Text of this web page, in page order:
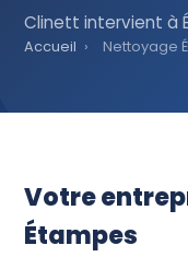
Recrutement
Actualités
Clinett intervient à
Accueil › Nettoyage
Votre
Étampes